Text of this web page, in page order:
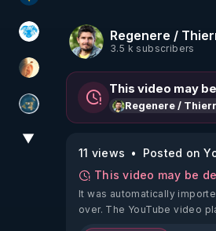
A.D.N.M
La Puce à l'oreille
Réinformation sur le monde
▼
Regenere /
3.5 k subscribers
This video may
Regenere /
11 views
Posted on
This video may be
It was automatically
over. The YouTube video